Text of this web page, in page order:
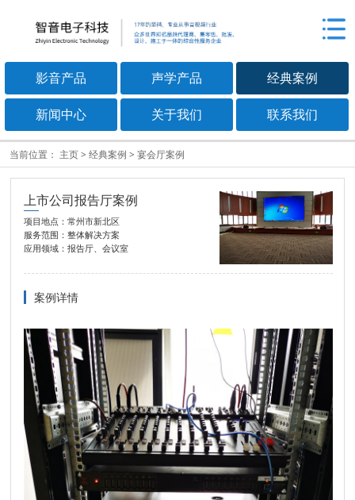
影音产品 声学产品 经典案例
新闻中心 关于我们 联系我们
当前位置： 主页> 经典案例 > 宴会厅案例
上市公司报告厅案例
项目地点：常州市新北区
服务范围：整体解决方案
应用领域：报告厅、会议室
案例详情